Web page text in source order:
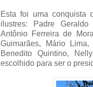
Esta foi uma conquista
ilustres: Padre
Antônio Ferreira de
Guimarães, Mário
Benedito Quintino,
escolhido para ser o